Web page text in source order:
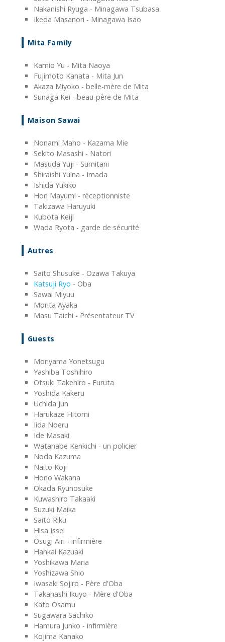
Nakanishi Ryuga - Minagawa Tsubasa
Ikeda Masanori - Minagawa Isao
Mita Family
Kamio Yu - Mita Naoya
Fujimoto Kanata - Mita Jun
Akaza Miyoko - belle-mère de Mita
Sunaga Kei - beau-père de Mita
Maison Sawai
Nonami Maho - Kazama Mie
Sekito Masashi - Natori
Masuda Yuji - Sumitani
Shiraishi Yuina - Imada
Ishida Yukiko
Hori Mayumi - réceptionniste
Takizawa Haruyuki
Kubota Keiji
Wada Ryota - garde de sécurité
Autres
Saito Shusuke - Ozawa Takuya
Katsuji Ryo - Oba
Sawai Miyuu
Morita Ayaka
Masu Taichi - Présentateur TV
Guests
Moriyama Yonetsugu
Yashiba Toshihiro
Otsuki Takehiro - Furuta
Yoshida Kakeru
Uchida Jun
Harukaze Hitomi
Iida Noeru
Ide Masaki
Watanabe Kenkichi - un policier
Noda Kazuma
Naito Koji
Horio Wakana
Okada Ryunosuke
Kuwashiro Takaaki
Suzuki Maika
Saito Riku
Hisa Issei
Osugi Airi - infirmière
Hankai Kazuaki
Yoshikawa Maria
Yoshizawa Shio
Iwasaki Sojiro - Père d'Oba
Takahashi Ikuyo - Mère d'Oba
Kato Osamu
Sugawara Sachiko
Hamura Junko - infirmière
Kojima Kanako